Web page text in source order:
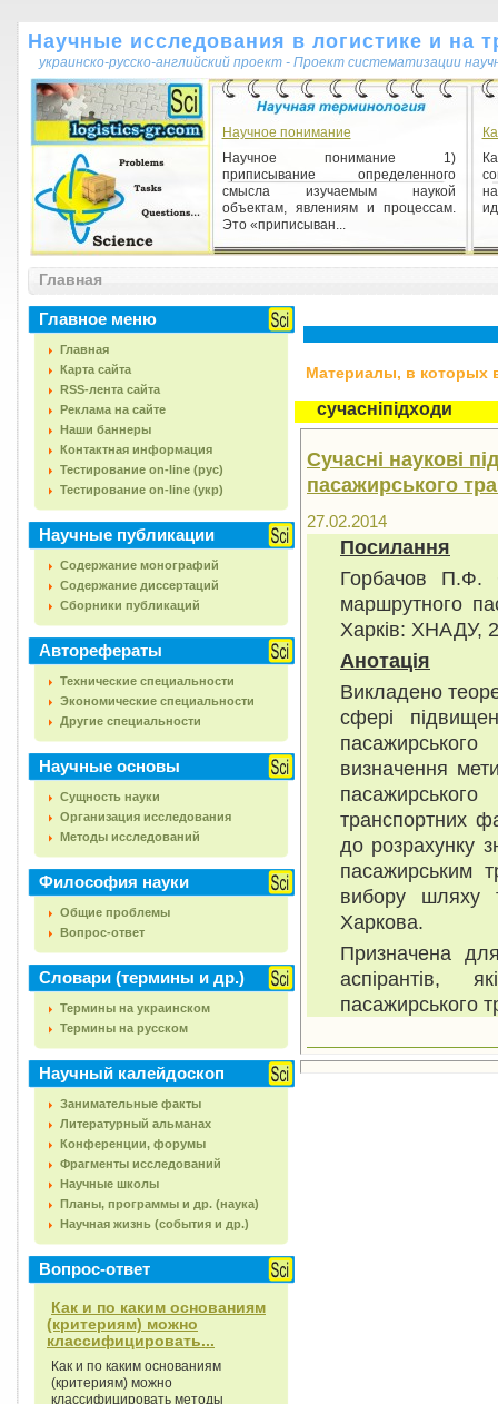
Научные исследования в логистике и на
украинско-русско-английский проект - Проект систематизации
Научное понимание
Научное понимание 1)
приписывание определенного
смысла изучаемым наукой
объектам, явлениям и процессам.
Это «приписыван...
Экспертиза (научная)
консенсуальное решение членов
профессионального научного
сообщества а) по вопросам научной
Главная
Главное меню
Главная
Карта сайта
RSS-лента сайта
Реклама на сайте
Наши баннеры
Контактная информация
Тестирование on-line (рус)
Тестирование on-line (укр)
Научные публикации
Содержание монографий
Содержание диссертаций
Сборники публикаций
Авторефераты
Технические специальности
Экономические специальности
Другие специальности
Научные основы
Сущность науки
Организация исследования
Методы исследований
Философия науки
Общие проблемы
Вопрос-ответ
Словари (термины и др.)
Термины на украинском
Термины на русском
Научный калейдоскоп
Занимательные факты
Литературный альманах
Конференции, форумы
Фрагменты исследований
Научные школы
Планы, программы и др. (наука)
Научная жизнь (события и др.)
Вопрос-ответ
Как и по каким основаниям
(критериям) можно
классифицировать...
Как и по каким основаниям
(критериям) можно
классифицировать методы
Материалы, в которых
сучасніпідходи
Сучасні наукові
пасажирського
27.02.2014
Посилання
Горбачов П.Ф.
маршрутного
Харків: ХНАДУ,
Анотація
Викладено
сфері
визначення
транспортних
до розрахунку
пасажирським
вибору шляху
Харкова.
Призначена для
аспірантів,
пасажирського